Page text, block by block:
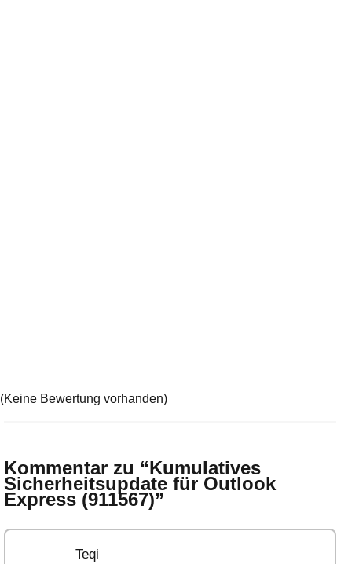
(Keine Bewertung vorhanden)
Kommentar zu “Kumulatives
Sicherheitsupdate für Outlook
Express (911567)”
Teqi